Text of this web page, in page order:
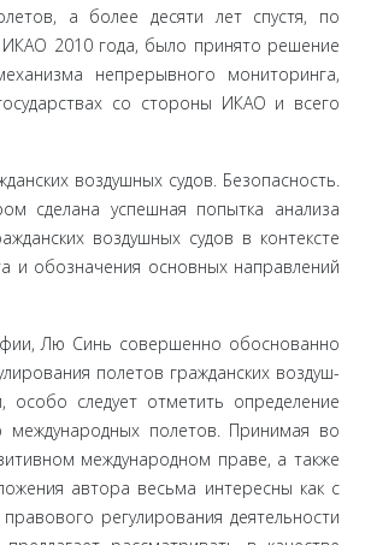
а более десяти лет спустя, по
2010 года, было принято решение
непрерывного мониторинга,
со стороны ИКАО и всего
воздушных судов. Безопас­ность.
сделана успешная попытка анализа
воздушных судов в контексте
и обозначения основных направлений
Лю Синь совершенно обоснованно
полетов гражданских воздуш­
особо следует отметить определение
международных полетов. Принимая во
международном праве, а также
автора весьма интересны как с
регулирования деятельности